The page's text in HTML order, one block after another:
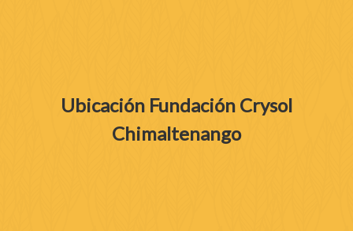
Ubicación Fundación Crysol
Chimaltenango